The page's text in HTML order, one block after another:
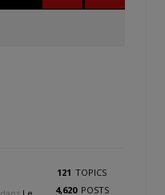
121 TOPICS
4,620 POSTS